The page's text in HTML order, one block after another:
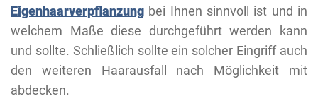
Eigenhaarverpflanzung bei Ihnen sinnvoll ist und in
welchem Maße diese durchgeführt werden kann
und sollte. Schließlich sollte ein solcher Eingriff auch
den weiteren Haarausfall nach Möglichkeit mit
abdecken.